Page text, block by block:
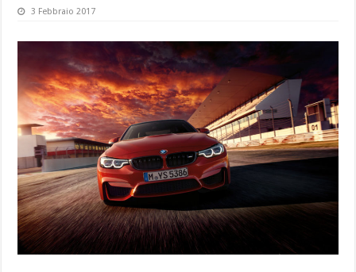
3 Febbraio 2017